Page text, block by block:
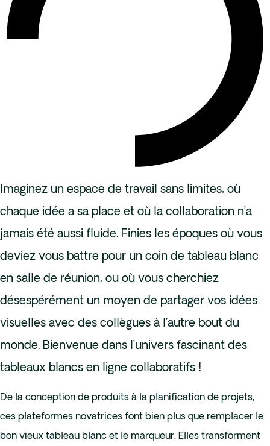
Imaginez un espace de travail sans limites, où
chaque idée a sa place et où la collaboration n’a
jamais été aussi fluide. Finies les époques où vous
deviez vous battre pour un coin de tableau blanc
en salle de réunion, ou où vous cherchiez
désespérément un moyen de partager vos idées
visuelles avec des collègues à l’autre bout du
monde. Bienvenue dans l’univers fascinant des
tableaux blancs en ligne collaboratifs !
De la conception de produits à la planification de projets,
ces plateformes novatrices font bien plus que remplacer le
bon vieux tableau blanc et le marqueur. Elles transforment